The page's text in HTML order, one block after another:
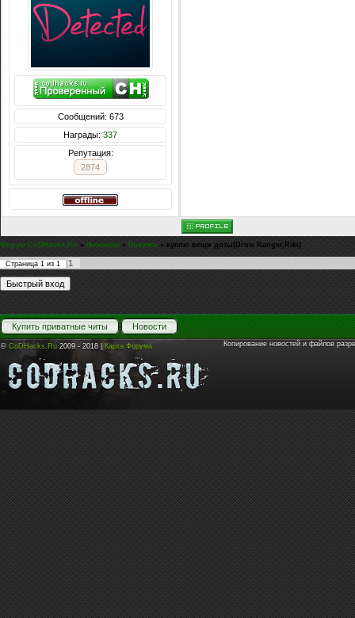
Сообщений: 673
Награды: 337
Репутация:
2874
Форум CoDHacks.Ru » Финансы » Покупка » куплю вещи доты(Drow Ranger,Riki)
Страница 1 из 1 1
Купить приватные читы Новости
© CoDHacks.Ru 2009 - 2018 | Карта Форума Копирование новостей и файлов